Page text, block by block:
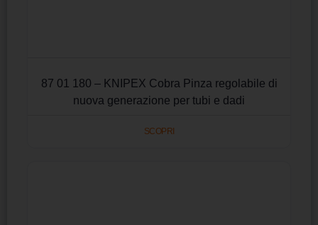
87 01 180 – KNIPEX Cobra Pinza regolabile di
nuova generazione per tubi e dadi
SCOPRI